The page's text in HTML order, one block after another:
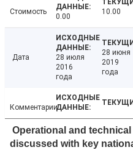
Стоимость
0.00
10.00
Дата
28 июля
2016
года
28 июня
2019
года
Комментарии
Operational and
discussed with key